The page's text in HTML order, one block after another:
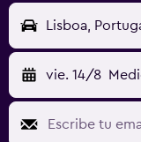
Lisboa,
vie. 14/8